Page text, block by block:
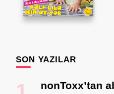
SON YAZILAR
nonToxx’tan